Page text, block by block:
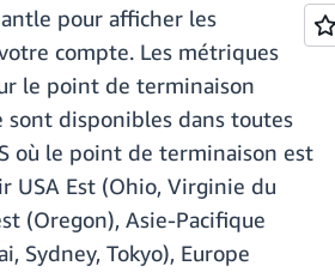
pour afficher les
compte. Les métriques
le point de terminaison
sont disponibles dans toutes
où le point de terminaison est
USA Est (Ohio, Virginie du
(Oregon), Asie-Pacifique
Sydney, Tokyo), Europe